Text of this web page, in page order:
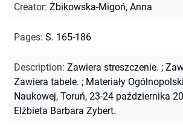
Creator: Żbikowska-Migoń, Anna
Pages: S. 165-186
Description: Zawiera streszczenie. ;
Zawiera tabele. ; Materiały
Naukowej, Toruń, 23-24 października
Elżbieta Barbara Zybert.